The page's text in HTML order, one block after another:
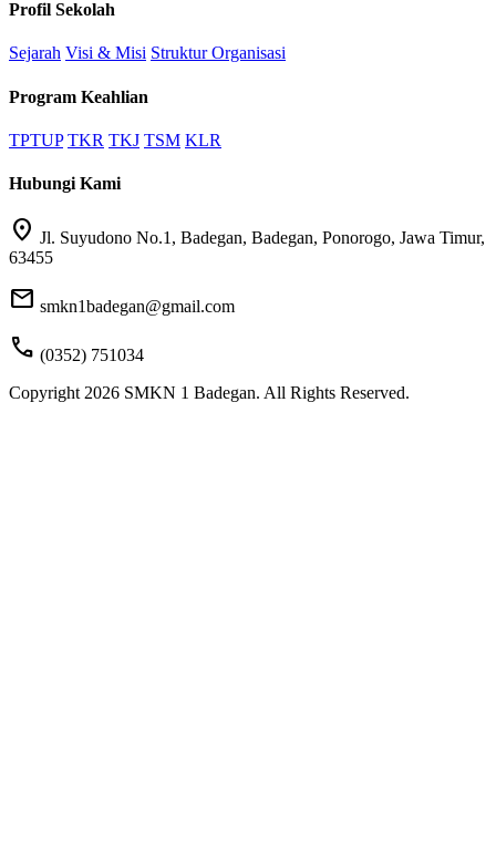
Profil Sekolah
Sejarah Visi & Misi Struktur Organisasi
Program Keahlian
TPTUP TKR TKJ TSM KLR
Hubungi Kami
location_on Jl. Suyudono No.1, Badegan, Badegan, Ponorogo, Jawa Timur,
63455
mail smkn1badegan@gmail.com
call (0352) 751034
Copyright 2026 SMKN 1 Badegan. All Rights Reserved.